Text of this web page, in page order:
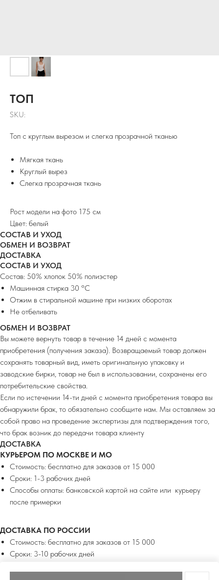
ТОП
SKU:
Топ с круглым вырезом и слегка прозрачной тканью
Мягкая ткань
Круглый вырез
Слегка прозрачная ткань
Рост модели на фото 175 см
Цвет: белый
СОСТАВ И УХОД
ОБМЕН И ВОЗВРАТ
ДОСТАВКА
СОСТАВ И УХОД
Состав: 50% хлопок 50% полиэстер
Машинная стирка 30 °C
Отжим в стиральной машине при низких оборотах
Не отбеливать
ОБМЕН И ВОЗВРАТ
Вы можете вернуть товар в течение 14 дней с момента
приобретения (получения заказа). Возвращаемый товар должен
сохранять товарный вид, иметь оригинальную упаковку и
заводские бирки, товар не был в использовании, сохранены его
потребительские свойства.
Если по истечении 14-ти дней с момента приобретения товара вы
обнаружили брак, то обязательно сообщите нам. Мы оставляем за
собой право на проведение экспертизы для подтверждения того,
что брак возник до передачи товара клиенту
ДОСТАВКА
КУРЬЕРОМ ПО МОСКВЕ И МО
Стоимость: бесплатно для заказов от 15 000
Сроки: 1-3 рабочих дней
Способы оплаты: банковской картой на сайте или курьеру
после примерки
ДОСТАВКА ПО РОССИИ
Стоимость: бесплатно для заказов от 15 000
Сроки: 3-10 рабочих дней